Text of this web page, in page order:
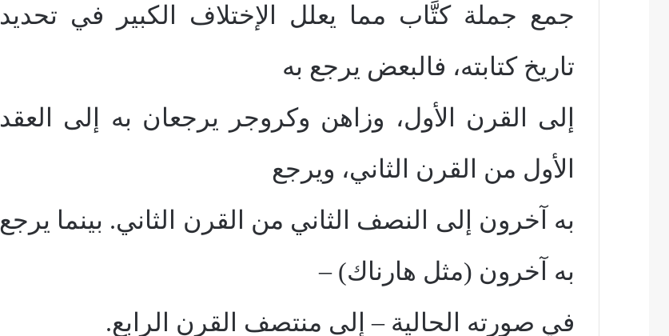
جمع جملة كتَّاب مما يعلل الإختلاف الكبير في تحديد
تاريخ كتابته، فالبعض يرجع به
إلى القرن الأول، وزاهن وكروجر يرجعان به إلى العقد
الأول من القرن الثاني، ويرجع
به آخرون إلى النصف الثاني من القرن الثاني. بينما يرجع
به آخرون (مثل هارناك) –
في صورته الحالية – إلى منتصف القرن الرابع.